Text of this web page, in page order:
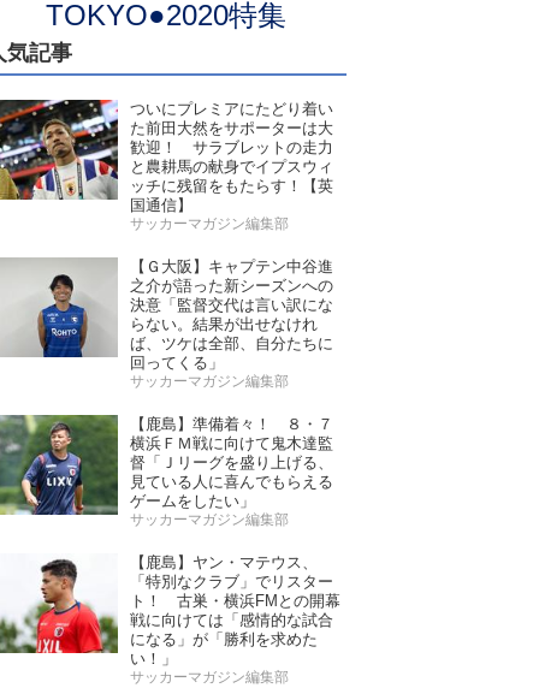
TOKYO●2020特集
気記事
ついにプレミアにたどり着い
た前田大然をサポーターは大
歓迎！ サラブレットの走力
と農耕馬の献身でイプスウィ
ッチに残留をもたらす！【英
国通信】
サッカーマガジン編集部
【Ｇ大阪】キャプテン中谷進
之介が語った新シーズンへの
決意「監督交代は言い訳にな
らない。結果が出せなけれ
ば、ツケは全部、自分たちに
回ってくる」
サッカーマガジン編集部
【鹿島】準備着々！ ８・７
横浜ＦＭ戦に向けて鬼木達監
督「Ｊリーグを盛り上げる、
見ている人に喜んでもらえる
ゲームをしたい」
サッカーマガジン編集部
【鹿島】ヤン・マテウス、
「特別なクラブ」でリスター
ト！ 古巣・横浜FMとの開幕
戦に向けては「感情的な試合
になる」が「勝利を求めた
い！」
サッカーマガジン編集部